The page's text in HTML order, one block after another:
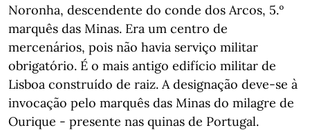
Noronha, descendente do conde dos Arcos, 5.º
marquês das Minas. Era um centro de
mercenários, pois não havia serviço militar
obrigatório. É o mais antigo edifício militar de
Lisboa construído de raiz. A designação deve-se à
invocação pelo marquês das Minas do milagre de
Ourique - presente nas quinas de Portugal.